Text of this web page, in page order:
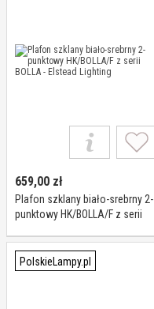
659,00 zł
Plafon szklany biało-srebrny 2-
punktowy HK/BOLLA/F z serii
PolskieLampy.pl